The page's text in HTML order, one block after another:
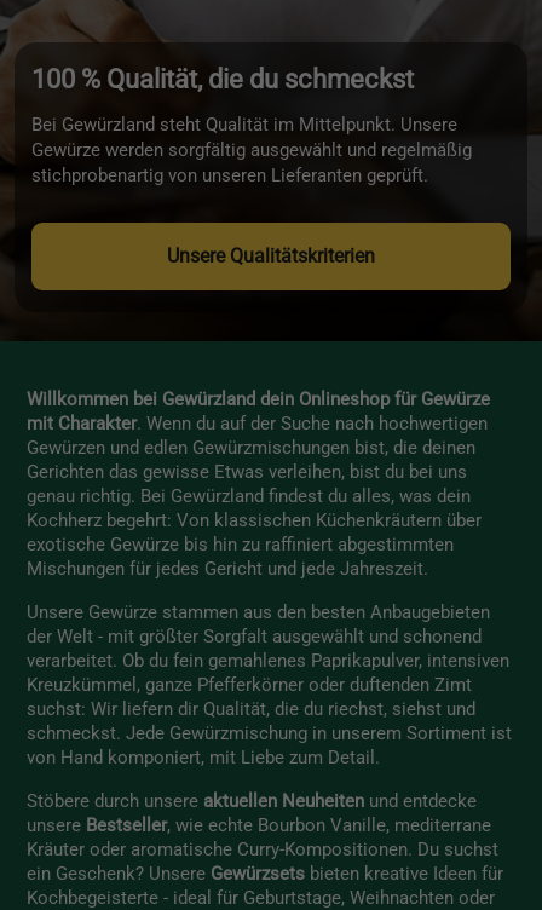
100 % Qualität, die du schmeckst
Bei Gewürzland steht Qualität im Mittelpunkt. Unsere
Gewürze werden sorgfältig ausgewählt und regelmäßig
stichprobenartig von unseren Lieferanten geprüft.
Unsere Qualitätskriterien
Willkommen bei Gewürzland dein Onlineshop für Gewürze
mit Charakter. Wenn du auf der Suche nach hochwertigen
Gewürzen und edlen Gewürzmischungen bist, die deinen
Gerichten das gewisse Etwas verleihen, bist du bei uns
genau richtig. Bei Gewürzland findest du alles, was dein
Kochherz begehrt: Von klassischen Küchenkräutern über
exotische Gewürze bis hin zu raffiniert abgestimmten
Mischungen für jedes Gericht und jede Jahreszeit.
Unsere Gewürze stammen aus den besten Anbaugebieten
der Welt - mit größter Sorgfalt ausgewählt und schonend
verarbeitet. Ob du fein gemahlenes Paprikapulver, intensiven
Kreuzkümmel, ganze Pfefferkörner oder duftenden Zimt
suchst: Wir liefern dir Qualität, die du riechst, siehst und
schmeckst. Jede Gewürzmischung in unserem Sortiment ist
von Hand komponiert, mit Liebe zum Detail.
Stöbere durch unsere aktuellen Neuheiten und entdecke
unsere Bestseller, wie echte Bourbon Vanille, mediterrane
Kräuter oder aromatische Curry-Kompositionen. Du suchst
ein Geschenk? Unsere Gewürzsets bieten kreative Ideen für
Kochbegeisterte - ideal für Geburtstage, Weihnachten oder